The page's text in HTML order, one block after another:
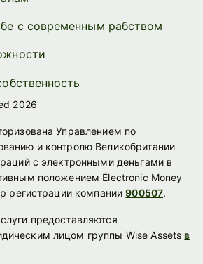
с современным рабством
2026
Управлением по
и контролю Великобритании
с электронными деньгами в
положением Electronic Money
регистрации компании900507.
предоставляются
лицом группы Wise Assets в